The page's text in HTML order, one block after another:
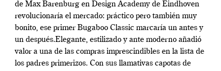
de Max Barenburg en Design Academy de Eindhoven
revolucionaría el mercado: práctico pero también muy
bonito, ese primer Bugaboo Classic marcaría un antes y
un después.Elegante, estilizado y ante moderno añadió
valor a una de las compras imprescindibles en la lista de
los padres primerizos. Con sus llamativas capotas de